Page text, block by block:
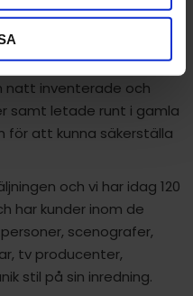
fastighet och tapet
och anställde två
natt inventerade och
samt letade runt i gamla
för att kunna säkerställa
och vi har idag 120
har kunder inom de
scenografer,
tv producenter,
stil på sin inredning.